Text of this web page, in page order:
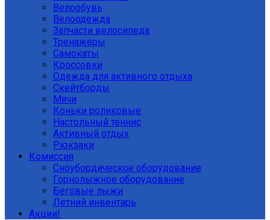
Велообувь
Велоодежда
Запчасти велосипеда
Тренажеры
Самокаты
Кроссовки
Одежда для активного отдыха
Скейтборды
Мячи
Коньки роликовые
Настольный теннис
Активный отдых
Рюкзаки
Комиссия
Сноубордическое оборудование
Горнолыжное оборудование
Беговые лыжи
Летний инвентарь
Акции!